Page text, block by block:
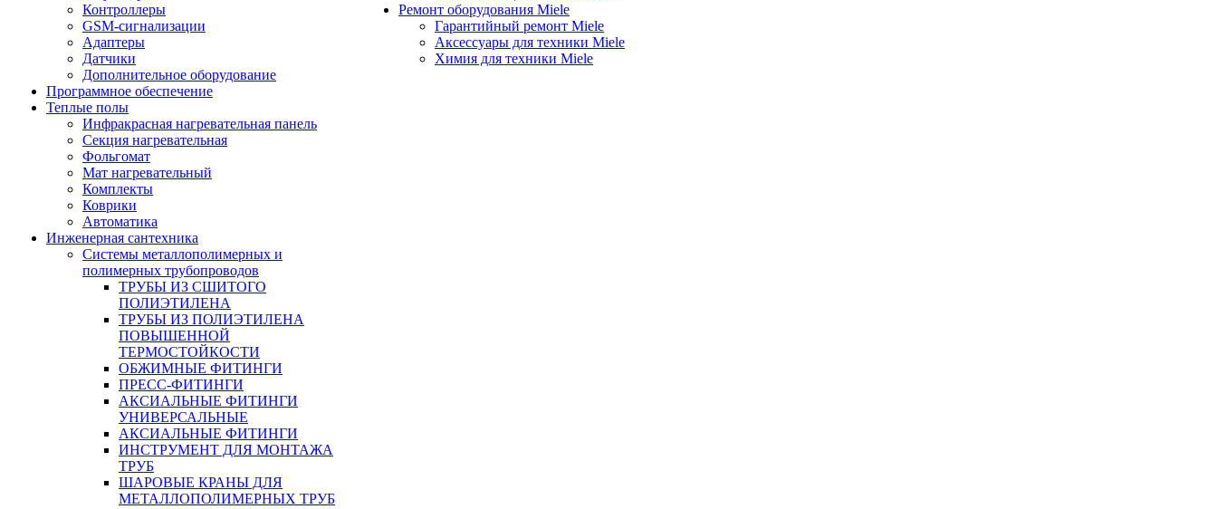
Контроллеры
GSM-сигнализации
Адаптеры
Датчики
Дополнительное оборудование
Программное обеспечение
Теплые полы
Инфракрасная нагревательная панель
Секция нагревательная
Фольгомат
Мат нагревательный
Комплекты
Коврики
Автоматика
Инженерная сантехника
Системы металлополимерных и
полимерных трубопроводов
ТРУБЫ ИЗ СШИТОГО
ПОЛИЭТИЛЕНА
ТРУБЫ ИЗ ПОЛИЭТИЛЕНА
ПОВЫШЕННОЙ
ТЕРМОСТОЙКОСТИ
ОБЖИМНЫЕ ФИТИНГИ
ПРЕСС-ФИТИНГИ
АКСИАЛЬНЫЕ ФИТИНГИ
УНИВЕРСАЛЬНЫЕ
АКСИАЛЬНЫЕ ФИТИНГИ
ИНСТРУМЕНТ ДЛЯ МОНТАЖА
ТРУБ
ШАРОВЫЕ КРАНЫ ДЛЯ
МЕТАЛЛОПОЛИМЕРНЫХ ТРУБ
Ремонт оборудования Miele
Гарантийный ремонт Miele
Аксессуары для техники Miele
Химия для техники Miele